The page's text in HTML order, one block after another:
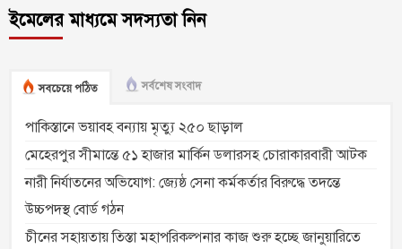
ইমেলের মাধ্যমে সদস্যতা নিন
সবচেয়ে পঠিত সর্বশেষ সংবাদ
পাকিস্তানে ভয়াবহ বন্যায় মৃত্যু ২৫০ ছাড়াল
মেহেরপুর সীমান্তে ৫১ হাজার মার্কিন ডলারসহ চোরাকারবারী আটক
নারী নির্যাতনের অভিযোগ: জ্যেষ্ঠ সেনা কর্মকর্তার বিরুদ্ধে তদন্তে
উচ্চপদস্থ বোর্ড গঠন
চীনের সহায়তায় তিস্তা মহাপরিকল্পনার কাজ শুরু হচ্ছে জানুয়ারিতে